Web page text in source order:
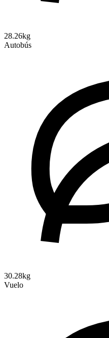
28.26kg
Autobús
30.28kg
Vuelo